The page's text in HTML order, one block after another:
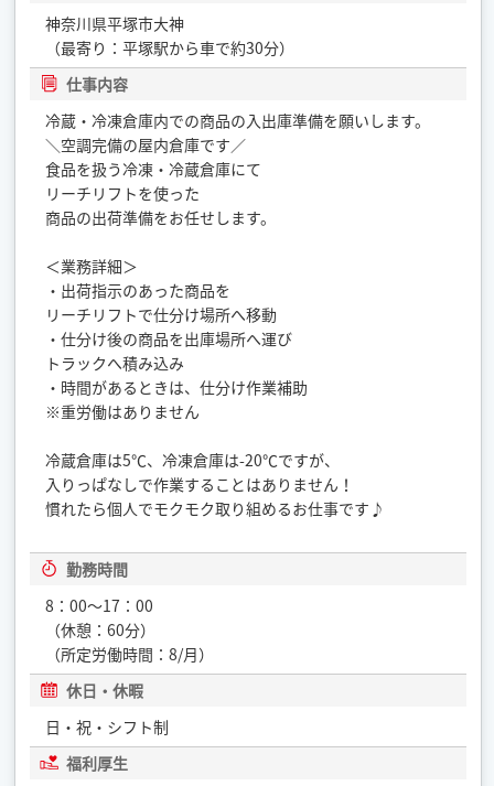
神奈川県平塚市大神
（最寄り：平塚駅から車で約30分）
仕事内容
冷蔵・冷凍倉庫内での商品の入出庫準備を願いします。
＼空調完備の屋内倉庫です／
食品を扱う冷凍・冷蔵倉庫にて
リーチリフトを使った
商品の出荷準備をお任せします。
＜業務詳細＞
・出荷指示のあった商品を
リーチリフトで仕分け場所へ移動
・仕分け後の商品を出庫場所へ運び
トラックへ積み込み
・時間があるときは、仕分け作業補助
※重労働はありません
冷蔵倉庫は5℃、冷凍倉庫は-20℃ですが、
入りっぱなしで作業することはありません！
慣れたら個人でモクモク取り組めるお仕事です♪
勤務時間
8：00～17：00
（休憩：60分）
（所定労働時間：8/月）
休日・休暇
日・祝・シフト制
福利厚生